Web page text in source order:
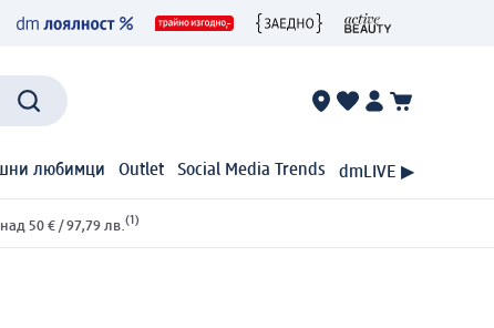
любимци Outlet Social Media Trends dmLIVE ▶
50 € / 97,79 лв. (1)